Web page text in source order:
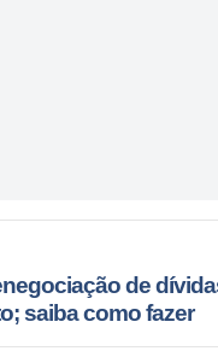
de
saiba como fazer